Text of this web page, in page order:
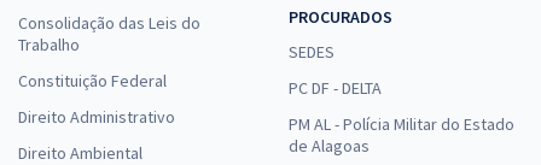
Consolidação das Leis do
Trabalho
Constituição Federal
Direito Administrativo
Direito Ambiental
PROCURADOS
SEDES
PC DF - DELTA
PM AL - Polícia Militar do Estado
de Alagoas